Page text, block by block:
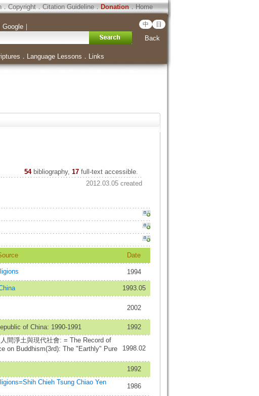
．Copyright．Citation Guideline．Donation．Home
Google｜ 中 日
Back
． Language Lessons ． Links
54 bibliography, 17full-text accessible.
2012.03.05 created
Date
1994
1993.05
2002
of China: 1990-1991
1992
間淨土與現代社會: = The Record of
on Buddhism(3rd): The "Earthly" Pure
1998.02
1992
Chieh Tsung Chiao Yen
1986